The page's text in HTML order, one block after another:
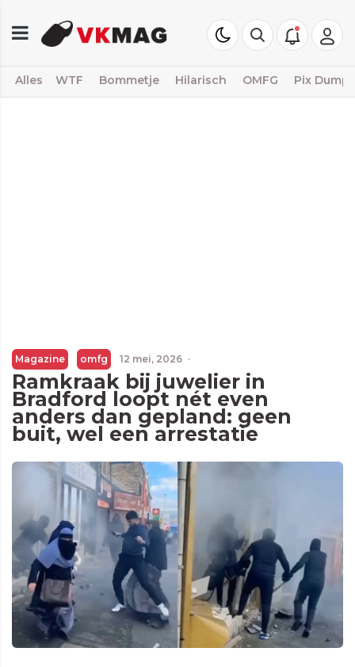
Alles WTF Bommetje Hilarisch OMFG Pix Dump
Magazine omfg 12 mei, 2026 ·
Ramkraak bij juwelier in
Bradford loopt nét even
anders dan gepland: geen
buit, wel een arrestatie